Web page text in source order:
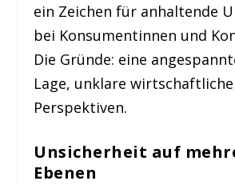
ein Zeichen für anhaltende
bei Konsumentinnen und
Die Gründe: eine
Lage, unklare wirtschaftliche
Perspektiven.
Unsicherheit auf
Ebenen